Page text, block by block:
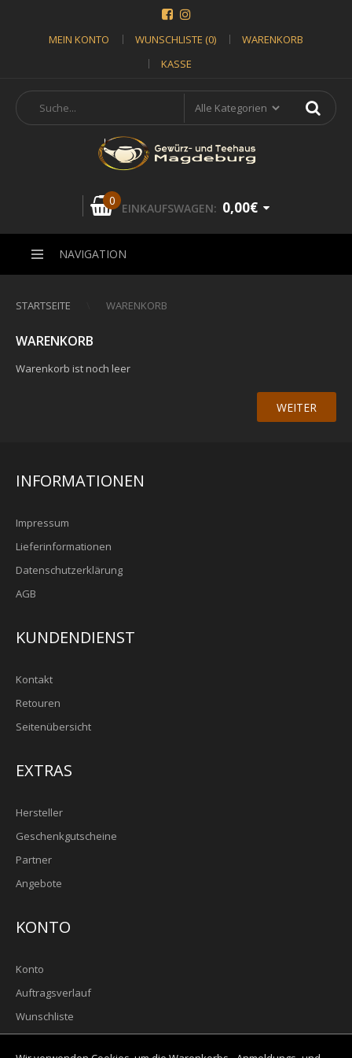
MEIN KONTO WUNSCHLISTE (0)
WARENKORB
KASSE
0
EINKAUFSWAGEN: 0,00€
NAVIGATION
STARTSEITE WARENKORB
WARENKORB
Warenkorb ist noch leer
WEITER
INFORMATIONEN
Impressum
Lieferinformationen
Datenschutzerklärung
AGB
KUNDENDIENST
Kontakt
Retouren
Seitenübersicht
EXTRAS
Hersteller
Geschenkgutscheine
Partner
Angebote
KONTO
Konto
Auftragsverlauf
Wunschliste